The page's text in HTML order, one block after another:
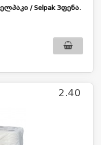
/ Selpak 3ფენა.
2.40